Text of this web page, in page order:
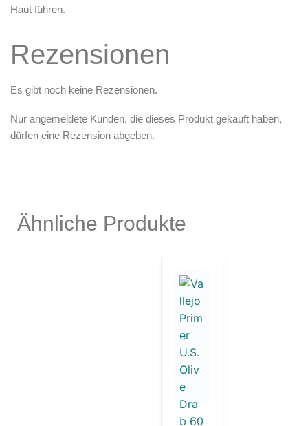
Haut führen.
Rezensionen
Es gibt noch keine Rezensionen.
Nur angemeldete Kunden, die dieses Produkt gekauft haben,
dürfen eine Rezension abgeben.
Ähnliche Produkte